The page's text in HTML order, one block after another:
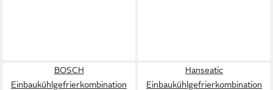
BOSCH
Einbaukühlgefrierkombination
Hanseatic
Einbaukühlgefrierkombination